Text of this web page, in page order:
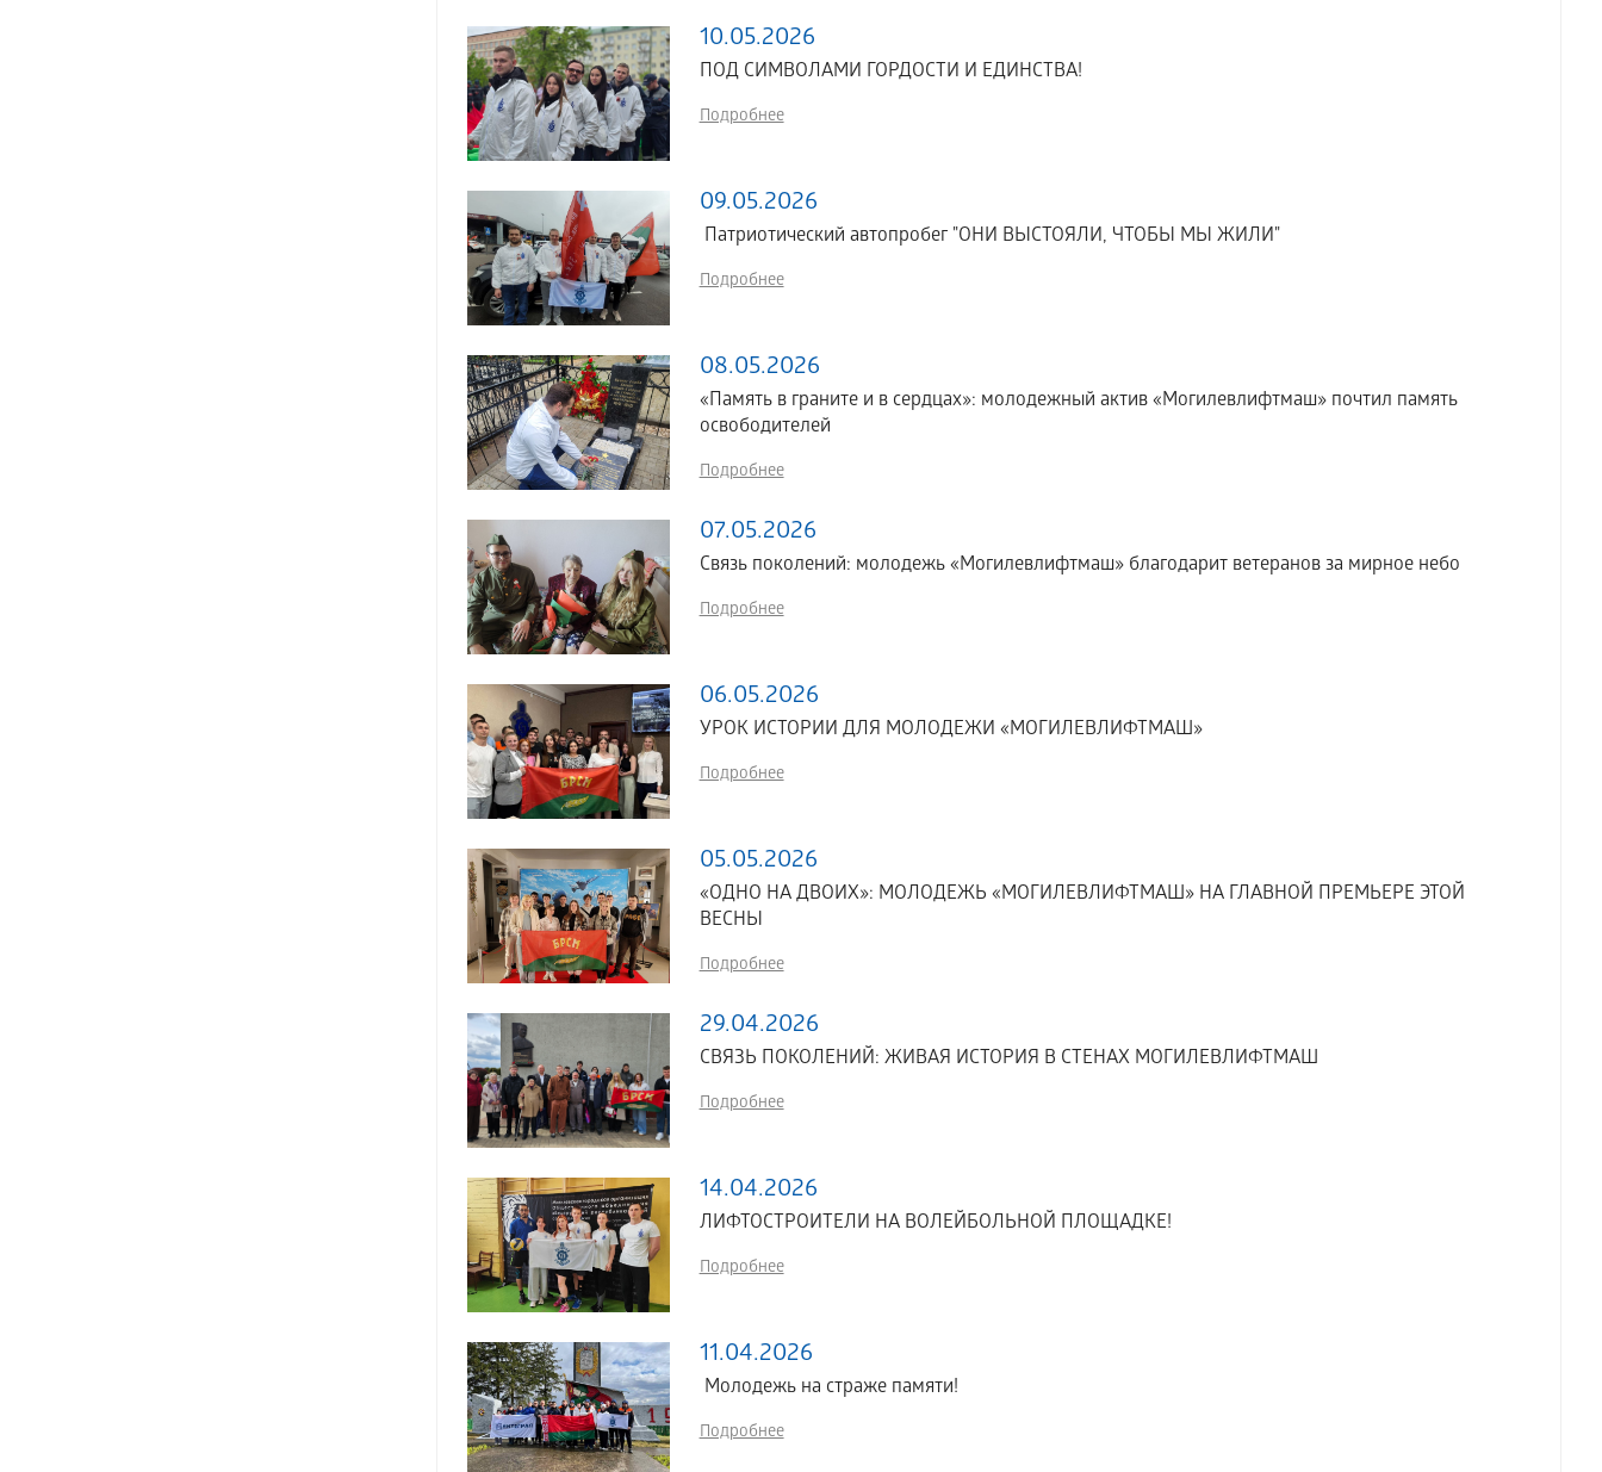
10.05.2026
ПОД СИМВОЛАМИ ГОРДОСТИ И ЕДИНСТВА!
Подробнее
09.05.2026
Патриотический автопробег "ОНИ ВЫСТОЯЛИ, ЧТОБЫ МЫ ЖИЛИ"
Подробнее
08.05.2026
«Память в граните и в сердцах»: молодежный актив «Могилевлифтмаш» почтил память
освободителей
Подробнее
07.05.2026
Связь поколений: молодежь «Могилевлифтмаш» благодарит ветеранов за мирное небо
Подробнее
06.05.2026
УРОК ИСТОРИИ ДЛЯ МОЛОДЕЖИ «МОГИЛЕВЛИФТМАШ»
Подробнее
05.05.2026
«ОДНО НА ДВОИХ»: МОЛОДЕЖЬ «МОГИЛЕВЛИФТМАШ» НА ГЛАВНОЙ ПРЕМЬЕРЕ ЭТОЙ
ВЕСНЫ
Подробнее
29.04.2026
СВЯЗЬ ПОКОЛЕНИЙ: ЖИВАЯ ИСТОРИЯ В СТЕНАХ МОГИЛЕВЛИФТМАШ
Подробнее
14.04.2026
ЛИФТОСТРОИТЕЛИ НА ВОЛЕЙБОЛЬНОЙ ПЛОЩАДКЕ!
Подробнее
11.04.2026
Молодежь на страже памяти!
Подробнее